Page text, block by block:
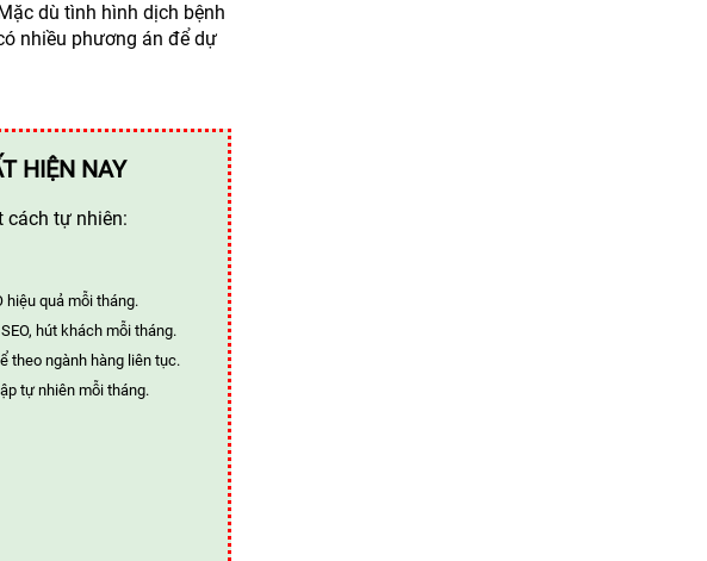
dù tình hình dịch bệnh
nhiều phương án để dự
HIỆN NAY
cách tự nhiên:
hiệu quả mỗi tháng.
hút khách mỗi tháng.
theo ngành hàng liên tục.
tự nhiên mỗi tháng.